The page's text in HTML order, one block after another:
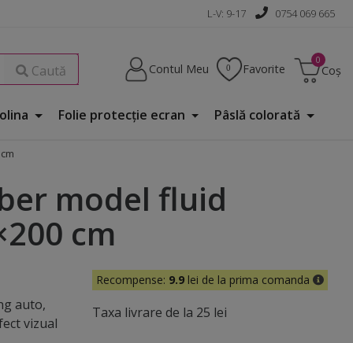
L-V: 9-17 0754 069 665
Caută Contul Meu Favorite Coș
Folie protecţie ecran Pâslă colorată
model fluid
cm
auto,
vizual
Recompense: 9.9 lei de la prima comanda
Taxa livrare de la 25 lei